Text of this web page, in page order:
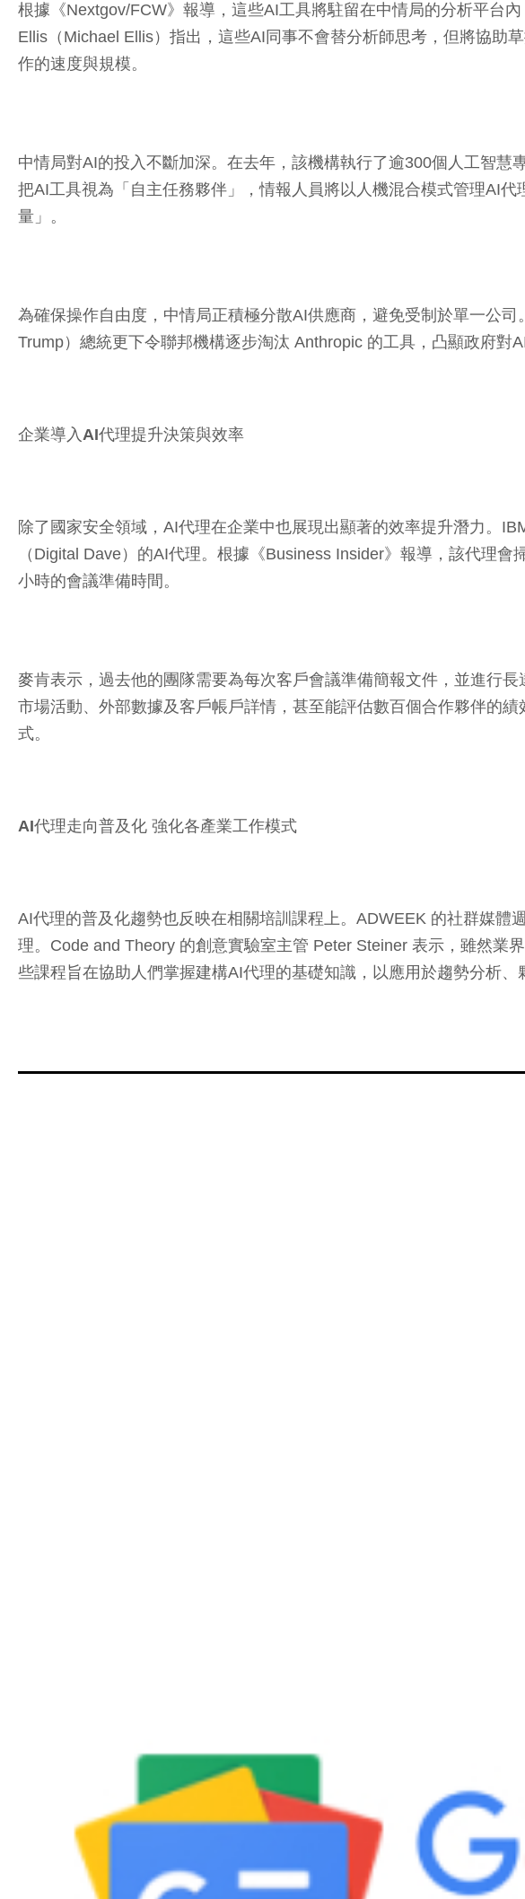
根據《Nextgov/FCW》報導，這些AI工具將駐留在中情局的分析平台
Ellis（Michael Ellis）指出，這些AI同事不會替分析師思考，但將協助
作的速度與規模。
中情局對AI的投入不斷加深。在去年，該機構執行了逾300個人工智
把AI工具視為「自主任務夥伴」，情報人員將以人機混合模式管理AI
量」。
為確保操作自由度，中情局正積極分散AI供應商，避免受制於單一公
Trump）總統更下令聯邦機構逐步淘汰 Anthropic 的工具，凸顯政府對
企業導入AI代理提升決策與效率
除了國家安全領域，AI代理在企業中也展現出顯著的效率提升潛力。
（Digital Dave）的AI代理。根據《Business Insider》報導，該代理
小時的會議準備時間。
麥肯表示，過去他的團隊需要為每次客戶會議準備簡報文件，並進行
市場活動、外部數據及客戶帳戶詳情，甚至能評估數百個合作夥伴的
式。
AI代理走向普及化 強化各產業工作模式
AI代理的普及化趨勢也反映在相關培訓課程上。ADWEEK 的社群媒
理。Code and Theory 的創意實驗室主管 Peter Steiner 表示，雖然業
些課程旨在協助人們掌握建構AI代理的基礎知識，以應用於趨勢分析、